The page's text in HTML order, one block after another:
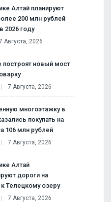
Алтай планируют
200 млн рублей
2026 году
Августа, 2026
построят новый мост
7 Августа, 2026
многоэтажку в
покупать на
106 млн рублей
7 Августа, 2026
Алтай
дороги на
Телецкому озеру
7 Августа, 2026